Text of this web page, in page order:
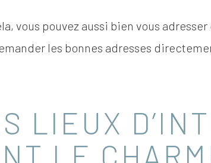
vous pouvez aussi bien vous
les bonnes adresses
LIEUX
LE